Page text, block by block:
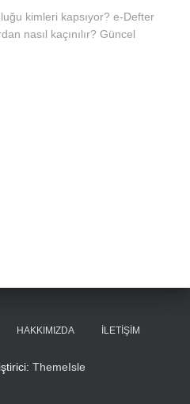
kimleri kapsıyor? e-Defter
nasıl kaçınılır? Güncel
HAKKIMIZDA İLETIŞIM
ThemeIsle